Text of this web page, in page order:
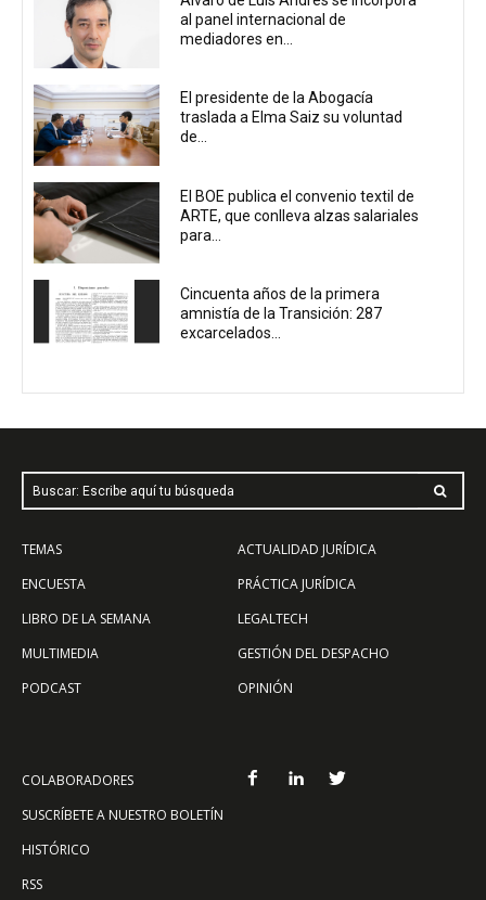
al panel internacional de
mediadores en...
El presidente de la Abogacía
traslada a Elma Saiz su voluntad
de...
El BOE publica el convenio textil de
ARTE, que conlleva alzas salariales
para...
Cincuenta años de la primera
amnistía de la Transición: 287
excarcelados...
Buscar: Escribe aquí tu búsqueda
TEMAS
ENCUESTA
LIBRO DE LA SEMANA
MULTIMEDIA
PODCAST
ACTUALIDAD JURÍDICA
PRÁCTICA JURÍDICA
LEGALTECH
GESTIÓN DEL DESPACHO
OPINIÓN
COLABORADORES
SUSCRÍBETE A NUESTRO BOLETÍN
HISTÓRICO
RSS